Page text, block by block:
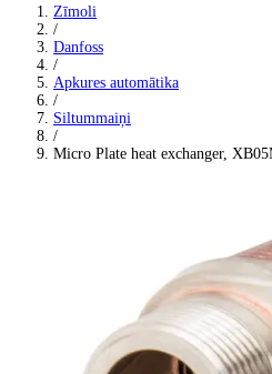
Zīmoli
/
Danfoss
/
Apkures automātika
/
Siltummaiņi
/
Micro Plate heat exchanger,